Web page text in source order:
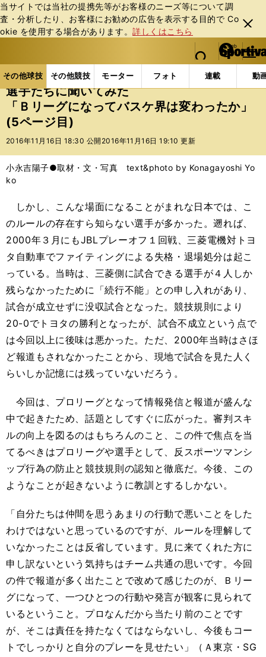
当サイトでは当社の提携先等がお客様のニーズ等について調
査・分析したり、お客様にお勧めの広告を表⽰する⽬的で Co
okie を使⽤する場合があります。詳しくはこちら
閉じ
る
web Sportiva (webスポルティーバ)
検索
マイペ
ー
ジ
メニュ
その他球技 その他競技 モーター フォト 連載 動
ス
ポ
ル
テ
ー
バ
その他球技の記事一覧 バスケットボール 国内バス
選手たちに聞いてみた
「Ｂリーグになってバスケ界は変わったか」
(5ページ目)
2016年11月16日 18:30 公開 2016年11月16日 19:10 更新
小永吉陽子●取材・文・写真 text&photo by Konagayoshi Yo
ko
しかし、こんな場面になることがまれな日本では、こ
のルールの存在すら知らない選手が多かった。遡れば、
2000年３月にもJBLプレーオフ１回戦、三菱電機対トヨ
タ自動車でファイティングによる失格・退場処分は起こ
っている。当時は、三菱側に試合できる選手が４人しか
残らなかったために「続行不能」との申し入れがあり、
試合が成立せずに没収試合となった。競技規則により
20-0でトヨタの勝利となったが、試合不成立という点で
は今回以上に後味は悪かった。ただ、2000年当時はさほ
ど報道もされなかったことから、現地で試合を見た人く
らいしか記憶には残っていないだろう。
今回は、プロリーグとなって情報発信と報道が盛んな
中で起きたため、話題としてすぐに広がった。審判スキ
ルの向上を図るのはもちろんのこと、この件で焦点を当
てるべきはプロリーグや選手として、反スポーツマンシ
ップ行為の防止と競技規則の認知と徹底だ。今後、この
ようなことが起きないように教訓とするしかない。
「自分たちは仲間を思うあまりの行動で悪いことをした
わけではないと思っているのですが、ルールを理解して
いなかったことは反省しています。見に来てくれた方に
申し訳ないという気持ちはチーム共通の思いです。今回
の件で報道が多く出たことで改めて感じたのが、Ｂリー
グになって、一つひとつの行動や発言が観客に見られて
いるということ。プロなんだから当たり前のことです
が、そこは責任を持たなくてはならないし、今後もコー
トでしっかりと自分のプレーを見せたい」（Ａ東京・SG